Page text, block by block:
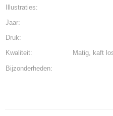
Illustraties:
Jaar:
Druk:
Kwaliteit:
Matig, kaft
Bijzonderheden: